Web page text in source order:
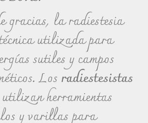
gracias, la radiestesia
utilizada para
sutiles y campos
Losradiestesistas
utilizan herramientas
y varillas para